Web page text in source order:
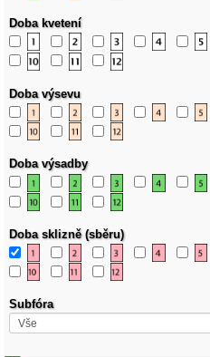
Doba kvetení
Doba výsevu
Doba výsadby
Doba sklizně (sběru)
Subfóra